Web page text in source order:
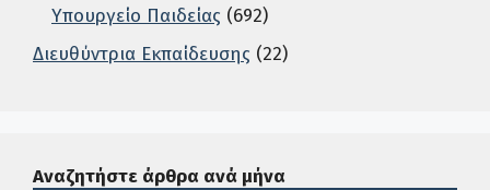
Υπουργείο Παιδείας (692)
Διευθύντρια Εκπαίδευσης (22)
Αναζητήστε άρθρα ανά μήνα